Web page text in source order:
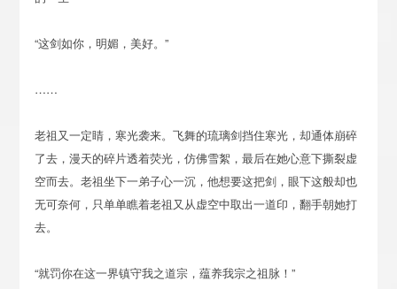
“这剑如你，明媚，美好。”
……
老祖又一定睛，寒光袭来。飞舞的琉璃剑挡住寒光，却通体崩碎
了去，漫天的碎片透着荧光，仿佛雪絮，最后在她心意下撕裂虚
空而去。老祖坐下一弟子心一沉，他想要这把剑，眼下这般却也
无可奈何，只单单瞧着老祖又从虚空中取出一道印，翻手朝她打
去。
“就罚你在这一界镇守我之道宗，蕴养我宗之祖脉！”